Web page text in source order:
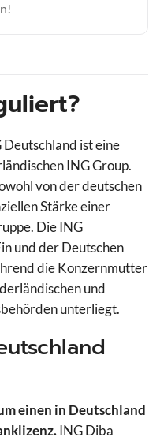
ist eine
ING Group.
von der deutschen
Stärke einer
Die ING
und der Deutschen
die Konzernmutter
und
unterliegt.
einen in Deutschland
ING Diba